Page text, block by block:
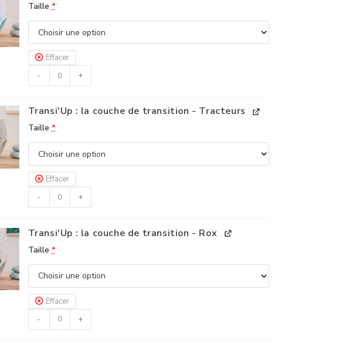
Taille*
Effacer
-
+
Transi'Up : la couche de transition - Tracteurs
Taille*
Effacer
-
+
Transi'Up : la couche de transition - Rox
Taille *
Effacer
-
+